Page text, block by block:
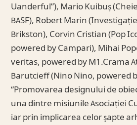
Uanderful”), Mario Kuibuș
BASF), Robert Marin
Brikston), Corvin Cristian (Pop
powered by Campari), Mihai
veritas, powered by M1.Crama
Barutcieff (Nino Nino, powered
“Promovarea designului de
una dintre misiunile Asociației
iar prin implicarea celor șapte